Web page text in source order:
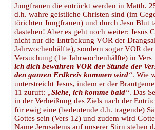
Jungfrauen die entrückt werden in Matth.
d.h. wahre geistliche Christen sind (im
törichten Jungfrauen) und durch Jesu Blut
dastehen! Aber es geht noch weiter: Jesus
nicht nur die Entrückung VOR der
Jahrwochenhälfte), sondern sogar VOR der
Versuchung (1te Jahrwochenhälfte) in Vers
ich dich bewahren VOR der Stunde der
den ganzen Erdkreis kommen wird“. Wie
unterstreicht Jesus, indem er der
11 zuruft: „Siehe, ich komme bald“. Das
in der Verheißung des Ziels nach der
für ewig eine (bedeutende d.h. tragende)
Gottes sein (Vers 12) und zudem wird
Name Jerusalems auf unserer Stirn stehen